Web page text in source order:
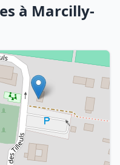
à Marcilly-